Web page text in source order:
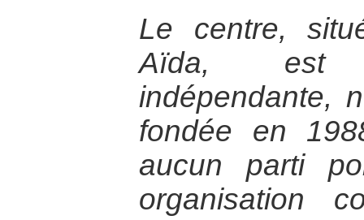
Le centre,
Aïda, est
indépendante,
fondée en
aucun parti
organisation